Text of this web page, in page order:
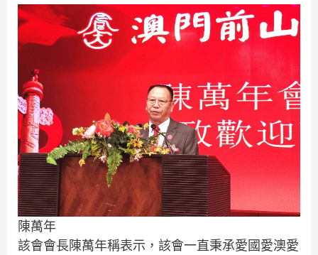
陳萬年
該會會長陳萬年稱表示，該會一直秉承愛國愛澳愛